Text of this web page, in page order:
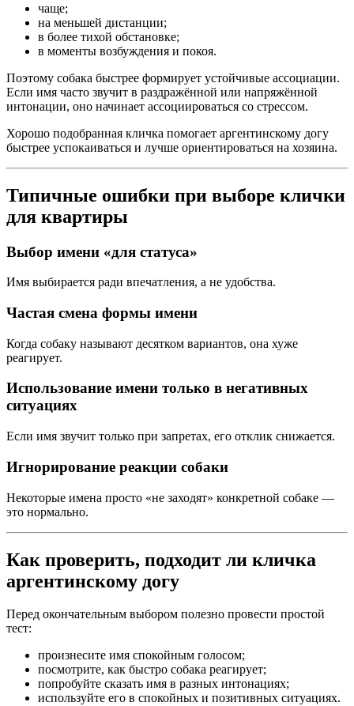
чаще;
на меньшей дистанции;
в более тихой обстановке;
в моменты возбуждения и покоя.
Поэтому собака быстрее формирует устойчивые ассоциации.
Если имя часто звучит в раздражённой или напряжённой
интонации, оно начинает ассоциироваться со стрессом.
Хорошо подобранная кличка помогает аргентинскому догу
быстрее успокаиваться и лучше ориентироваться на хозяина.
Типичные ошибки при выборе клички
для квартиры
Выбор имени «для статуса»
Имя выбирается ради впечатления, а не удобства.
Частая смена формы имени
Когда собаку называют десятком вариантов, она хуже
реагирует.
Использование имени только в негативных
ситуациях
Если имя звучит только при запретах, его отклик снижается.
Игнорирование реакции собаки
Некоторые имена просто «не заходят» конкретной собаке —
это нормально.
Как проверить, подходит ли кличка
аргентинскому догу
Перед окончательным выбором полезно провести простой
тест:
произнесите имя спокойным голосом;
посмотрите, как быстро собака реагирует;
попробуйте сказать имя в разных интонациях;
используйте его в спокойных и позитивных ситуациях.